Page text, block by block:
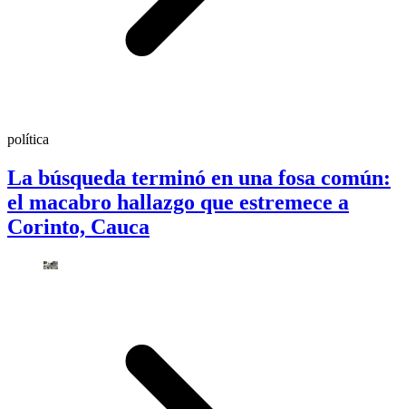
política
La búsqueda terminó en una fosa común:
el macabro hallazgo que estremece a
Corinto, Cauca